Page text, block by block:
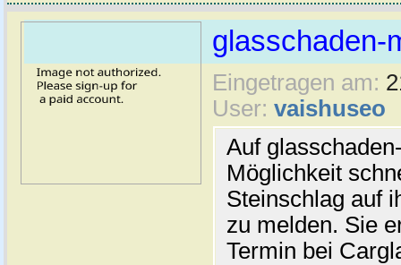
glasschaden-
Eingetragen am:
User: vaishuseo
Auf
Möglichkeit
Steinschlag auf
zu melden. Sie
Termin bei